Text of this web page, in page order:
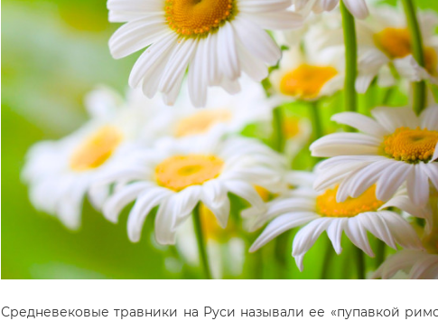
Средневековые травники на Руси называли ее «пупавкой